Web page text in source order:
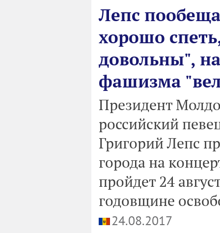
Лепс
хорошо
довольны",
фашизма
Президент
российский
Григорий Лепс
города на
пройдет 24
годовщине
24.08.2017